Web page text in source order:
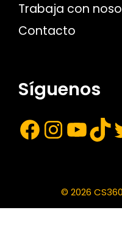
Trabaja con
Contacto
Síguenos
© 2026